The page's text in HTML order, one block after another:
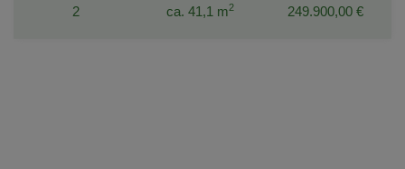
2
ca. 41,1 m2
249.900,00 €